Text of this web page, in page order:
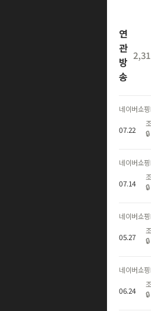
연
관
방
송
네이버쇼
07.22
🔒
네이버쇼
07.14
🔒
네이버쇼
05.27
🔒
네이버쇼
06.24
🔒